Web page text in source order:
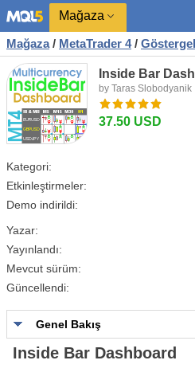
Mağaza
Mağaza / MetaTrader 4 /
Inside Bar
by Taras Slobodyanik
37.50 USD
Kategori:
Etkinleştirmeler:
Demo indirildi:
Yazar:
Yayınlandı:
Mevcut sürüm:
Güncellendi:
Genel Bakış
Inside Bar Dashboard